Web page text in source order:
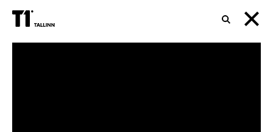
OTSING